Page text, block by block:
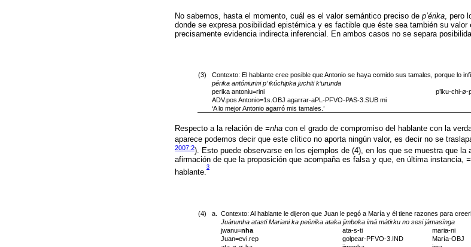
No sabemos, hasta el momento, cuál es el valor semántico preciso de p’érika , pero
donde se expresa posibilidad epistémica y es factible que éste sea también su
precisamente evidencia indirecta inferencial. En ambos casos no se separa
(3) Contexto: El hablante cree posible que Antonio se haya comido sus tamales, porque lo
périka antóniurini p’ ikúchipka juchiti k’urunda
perika antoniu=rini
p’iku-chi-ø-
ADV.pos Antonio=1s.OBJ agarrar-aPL-PFVO-PAS-3.SUB mi
‘A lo mejor Antonio agarró mis tamales.’
Respecto a la relación de =nha con el grado de compromiso del hablante con la
aparece podemos decir que este clítico no aporta ningún valor, es decir no se
2007:2). Esto puede observarse en los ejemplos de (4), en los que se muestra que la
afirmación de que la proposición que acompaña es falsa y que, en última instancia,
hablante.
3
(4) a.
Contexto: Al hablante le dijeron que Juan le pegó a María y él tiene razones para
Juánunha atasti Mariani ka peénika ataka jimboka imá mátirku no sesi jámasïnga
jwanu=nha ata-s-ti maria-ni
Juan=evi.rep
golpear-PFVO-3.IND María-OBJ